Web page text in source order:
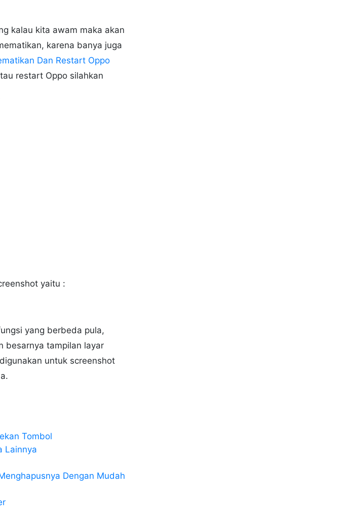
kalau kita awam maka akan
karena banya juga
Dan Restart Oppo
restart Oppo silahkan
yaitu :
yang berbeda pula,
besarnya tampilan layar
untuk screenshot
Tombol
Lainnya
Dengan Mudah